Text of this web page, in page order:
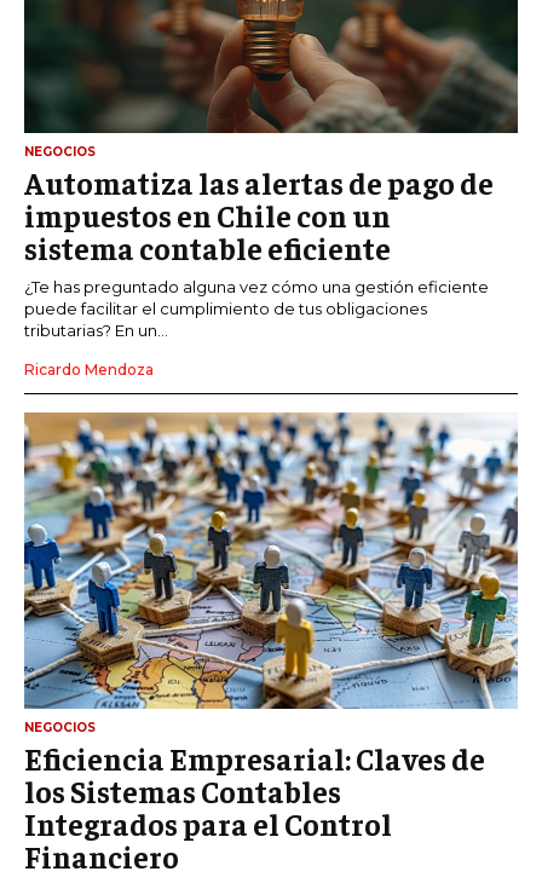
NEGOCIOS
Automatiza las alertas de pago de
impuestos en Chile con un
sistema contable eficiente
¿Te has preguntado alguna vez cómo una gestión eficiente
puede facilitar el cumplimiento de tus obligaciones
tributarias? En un...
Ricardo Mendoza
NEGOCIOS
Eficiencia Empresarial: Claves de
los Sistemas Contables
Integrados para el Control
Financiero